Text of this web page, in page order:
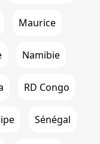
Maurice
Namibie
RD Congo
Sénégal